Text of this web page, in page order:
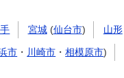
宮城(仙台市) 山形
市 ・ 川崎市 ・相模原市)